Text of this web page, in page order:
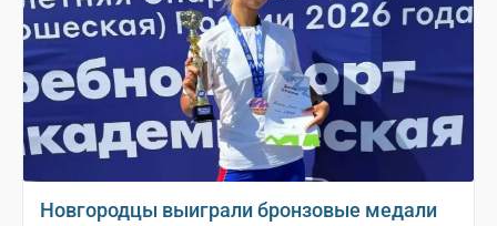
Новгородцы выиграли бронзовые медали